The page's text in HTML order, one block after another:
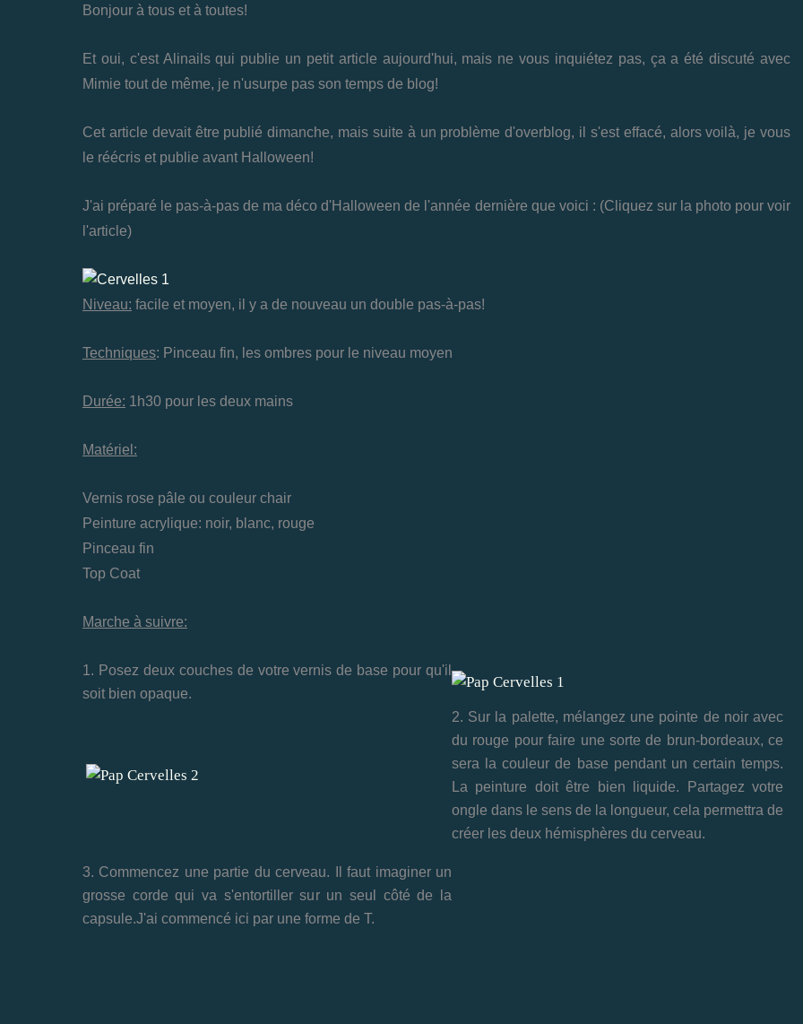
Bonjour à tous et à toutes!
Et oui, c'est Alinails qui publie un petit article aujourd'hui, mais ne vous inquiétez pas, ça a été discuté avec
Mimie tout de même, je n'usurpe pas son temps de blog!
Cet article devait être publié dimanche, mais suite à un problème d'overblog, il s'est effacé, alors voilà, je vous
le réécris et publie avant Halloween!
J'ai préparé le pas-à-pas de ma déco d'Halloween de l'année dernière que voici : (Cliquez sur la photo pour voir
l'article)
Niveau: facile et moyen, il y a de nouveau un double pas-à-pas!
Techniques: Pinceau fin, les ombres pour le niveau moyen
Durée: 1h30 pour les deux mains
Matériel:
Vernis rose pâle ou couleur chair
Peinture acrylique: noir, blanc, rouge
Pinceau fin
Top Coat
Marche à suivre:
1. Posez deux couches de votre vernis de base pour qu'il
soit bien opaque.
2. Sur la palette, mélangez une pointe de noir avec
du rouge pour faire une sorte de brun-bordeaux, ce
sera la couleur de base pendant un certain temps.
La peinture doit être bien liquide. Partagez votre
ongle dans le sens de la longueur, cela permettra de
créer les deux hémisphères du cerveau.
3. Commencez une partie du cerveau. Il faut imaginer un
grosse corde qui va s'entortiller sur un seul côté de la
capsule.J'ai commencé ici par une forme de T.